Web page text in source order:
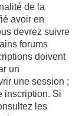
de la
avoir en
devrez suivre
forums
doivent
un
une session ;
inscription. Si
les